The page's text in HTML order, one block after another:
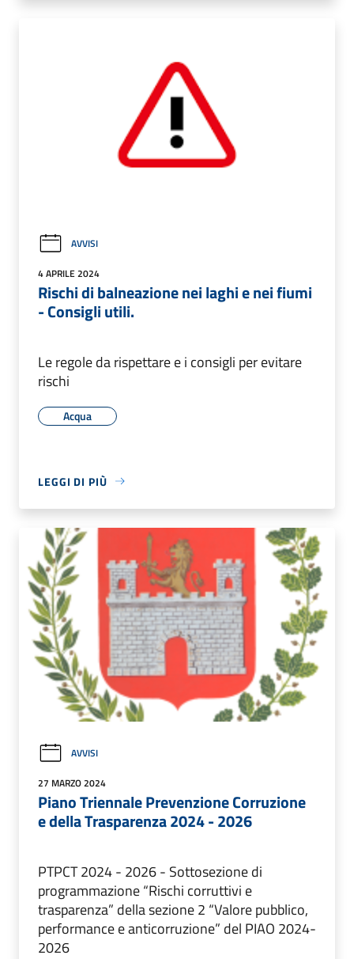
AVVISI
4 APRILE 2024
Rischi di balneazione nei laghi e nei fiumi
- Consigli utili.
Le regole da rispettare e i consigli per evitare
rischi
Acqua
LEGGI DI PIÙ
AVVISI
27 MARZO 2024
Piano Triennale Prevenzione Corruzione
e della Trasparenza 2024 - 2026
PTPCT 2024 - 2026 - Sottosezione di
programmazione “Rischi corruttivi e
trasparenza” della sezione 2 “Valore pubblico,
performance e anticorruzione” del PIAO 2024-
2026